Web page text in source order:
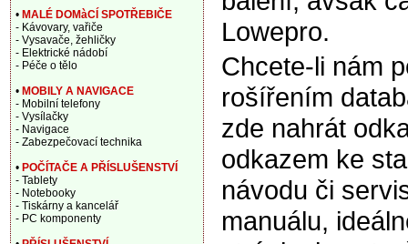
Lowepro.
Chcete-li nám
rošířením
zde nahrát
odkazem ke
návodu či
manuálu,
• MALÉ DOMàCÍ SPOTŘEBIČE
- Kávovary, vařiče
- Vysavače, žehličky
- Elektrické nádobí
- Péče o tělo
• MOBILY A NAVIGACE
- Mobilní telefony
- Vysílačky
- Navigace
- Zabezpečovací technika
• POČÍTAČE A PŘÍSLUŠENSTVÍ
- Tablety
- Notebooky
- Tiskárny a kancelář
- PC komponenty